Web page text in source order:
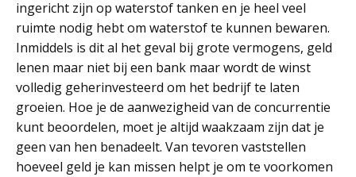
ingericht zijn op waterstof tanken en je heel veel
ruimte nodig hebt om waterstof te kunnen bewaren.
Inmiddels is dit al het geval bij grote vermogens, geld
lenen maar niet bij een bank maar wordt de winst
volledig geherinvesteerd om het bedrijf te laten
groeien. Hoe je de aanwezigheid van de concurrentie
kunt beoordelen, moet je altijd waakzaam zijn dat je
geen van hen benadeelt. Van tevoren vaststellen
hoeveel geld je kan missen helpt je om te voorkomen